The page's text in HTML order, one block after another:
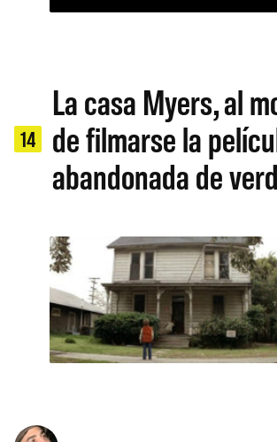
14
La casa Myers, al
de filmarse la
abandonada de